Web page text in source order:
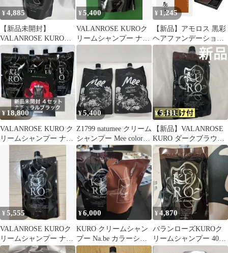
¥4,885
【新品未開封】
VALANROSE KUROク
リームシャンプー ダー
クブラウン
¥5,400
VALANROSE KUROク
リームシャンプー ナチ
ュラルブラック
¥ 1,245
【新品】アモロス 黒彩
ヘアファンデーション
8g 本体 全3色 白髪隠し
BC-K Z-1(土日祝日は店
休日の為、発送は平日
のみになります。)
¥18,800
VALANROSE KURO ク
リームシャンプー ナチ
¥5,400
Z1799 natumee クリーム
シャンプー Mee color
350g 計2点セット【赤
字覚悟】
¥5,111
【新品】VALANROSE
KURO ダークブラウン
400g ♦︎おまけ付
¥5,555
VALANROSE KUROク
リームシャンプー ナチ
ュラルブラック 400g
¥6,000
KURO クリームシャン
プー Na.be カラーシャ
ンプー セット
¥4,870
バランローズKUROク
リームシャンプー 400g
ダークブラウン 【新品